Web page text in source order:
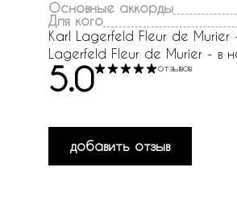
Основные аккорды
Для кого
Karl Lagerfeld Fleur de
Lagerfeld Fleur de Murier - в
5.0 отзывов
добавить отзыв